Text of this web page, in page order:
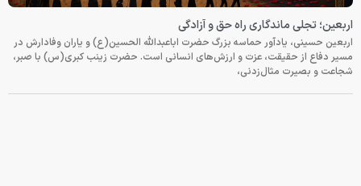
اربعین؛ تجلی ماندگاری راه حق و آزادگی
اربعین حسینی، یادآور حماسه بزرگ حضرت اباعبدالله الحسین(ع) و یاران وفادارش در
مسیر دفاع از حقیقت، عزت و ارزش‌های انسانی است. حضرت زینب کبری(س) با صبر،
شجاعت و بصیرت مثال‌زدنی،